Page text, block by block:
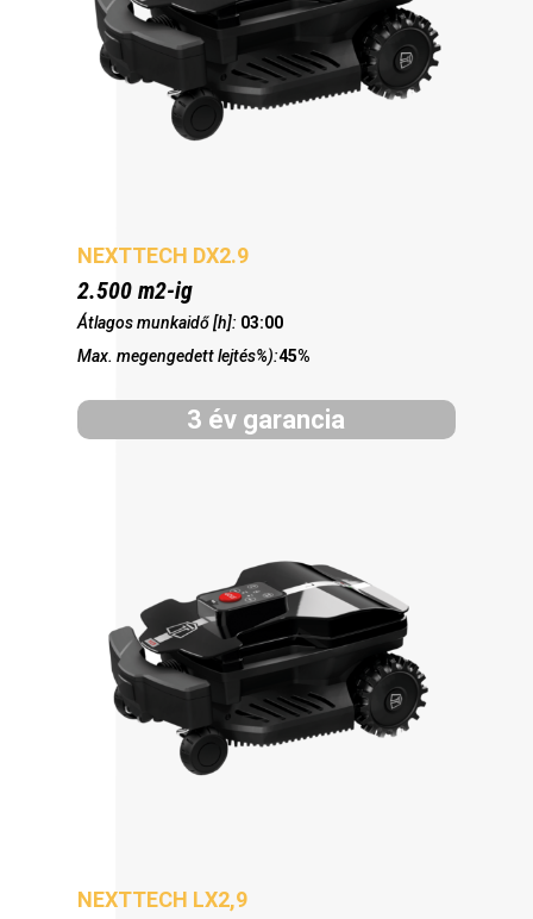
NEXTTECH DX2.9
2.500 m2-ig
Átlagos munkaidő [h]: 03:00
Max. megengedett lejtés%):45%
3 év garancia
NEXTTECH LX2,9